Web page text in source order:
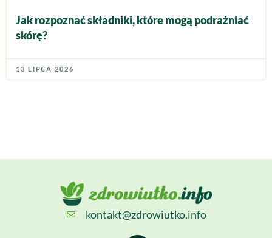
Jak rozpoznać składniki, które mogą podrażniać
skórę?
13 LIPCA 2026
kontakt@zdrowiutko.info